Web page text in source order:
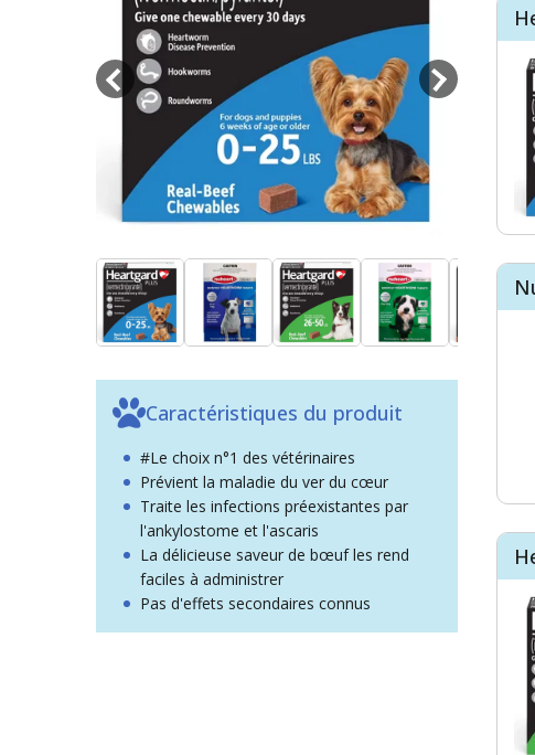
Caractéristiques du produit
#Le choix n°1 des vétérinaires
Prévient la maladie du ver du cœur
Traite les infections préexistantes par
l'ankylostome et l'ascaris
La délicieuse saveur de bœuf les rend
faciles à administrer
Pas d'effets secondaires connus